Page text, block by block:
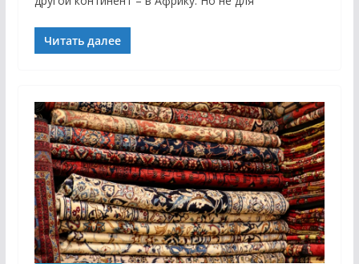
Читать далее